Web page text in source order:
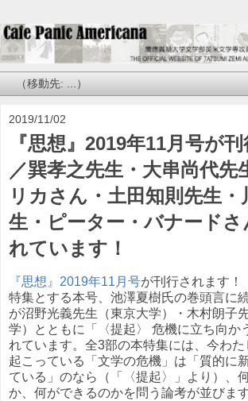
2019/11/02
『思想』2019年11月号が
／巽孝之先生・大串尚代先
リカさん・土田知則先生・
生・ピーター・バナードさ
れています！
『思想』2019年11月号が刊行されます！
特集とする本号、池澤夏樹氏の巻頭言に
が沼野光義先生（東京大学）・木村朗子
学）とともに「〈提起〉 危機に立ち向か
れています。全3部の本特集には、今わ
起こっている「文学の危機」は「質的に
ている」のなら（「〈提起〉」より）、
か、何ができるのかを問う論考が並びます